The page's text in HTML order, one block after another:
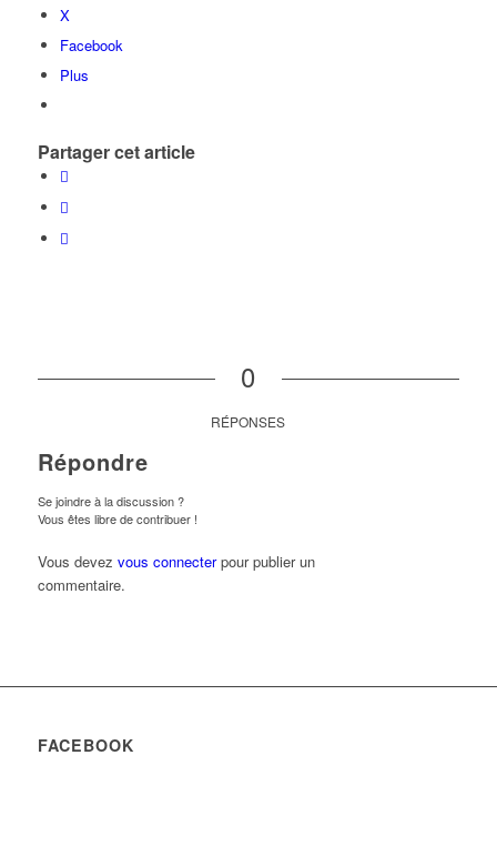
X
Facebook
Plus
Partager cet article
0
RÉPONSES
Répondre
Se joindre à la discussion ?
Vous êtes libre de contribuer !
Vous devez vous connecterpour publier un
commentaire.
FACEBOOK